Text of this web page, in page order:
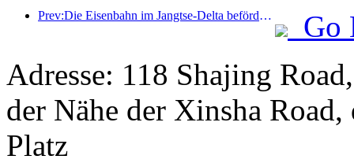
Prev:Die Eisenbahn im Jangtse-Delta beförderte während der Maifeiertage über 21,38 Millionen Fahrgäste.
Go
Adresse: 118 Shajing
der Nähe der Xinsha
Platz